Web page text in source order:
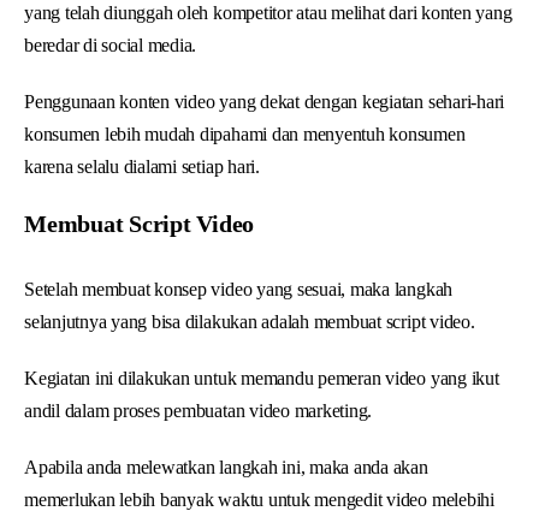
yang telah diunggah oleh kompetitor atau melihat dari konten yang
beredar di social media.
Penggunaan konten video yang dekat dengan kegiatan sehari-hari
konsumen lebih mudah dipahami dan menyentuh konsumen
karena selalu dialami setiap hari.
Membuat Script Video
Setelah membuat konsep video yang sesuai, maka langkah
selanjutnya yang bisa dilakukan adalah membuat script video.
Kegiatan ini dilakukan untuk memandu pemeran video yang ikut
andil dalam proses pembuatan video marketing.
Apabila anda melewatkan langkah ini, maka anda akan
memerlukan lebih banyak waktu untuk mengedit video melebihi